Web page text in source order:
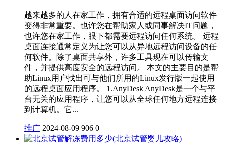
越来越多的人在家工作，拥有合适的远程桌面访问软件
变得非常重要。也许您在帮助家人或同事解决IT问题，
也许您在家工作，眼下都需要远程访问任何系统。 远程
桌面连接通常定义为让您可以从异地远程访问设备的任
何软件。除了桌面共享外，许多工具现在可以传输文
件，并提供高度安全的远程访问。 本文的主要目的是帮
助Linux用户找出可与他们所用的Linux发行版一起使用
的远程桌面应用程序。 1.AnyDesk AnyDesk是一个与平
台无关的应用程序，让您可以从全球任何地方远程连接
到计算机。它...
推广 2024-08-09 906 0